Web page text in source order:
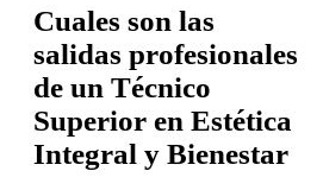
Cuales son las
salidas profesionales
de un Técnico
Superior en Estética
Integral y Bienestar